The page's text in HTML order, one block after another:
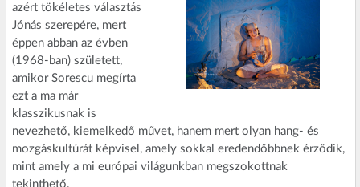
azért tökéletes választás
Jónás szerepére, mert
éppen abban az évben
(1968-ban) született,
amikor Sorescu megírta
ezt a ma már
klasszikusnak is
nevezhető, kiemelkedő művet, hanem mert olyan hang- és
mozgáskultúrát képvisel, amely sokkal eredendőbbnek érződik,
mint amely a mi európai világunkban megszokottnak
tekinthető.